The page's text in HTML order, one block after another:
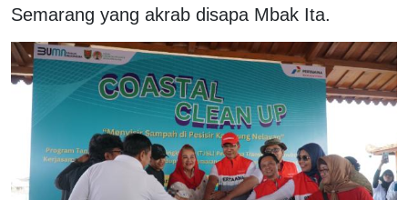
Semarang yang akrab disapa Mbak Ita.